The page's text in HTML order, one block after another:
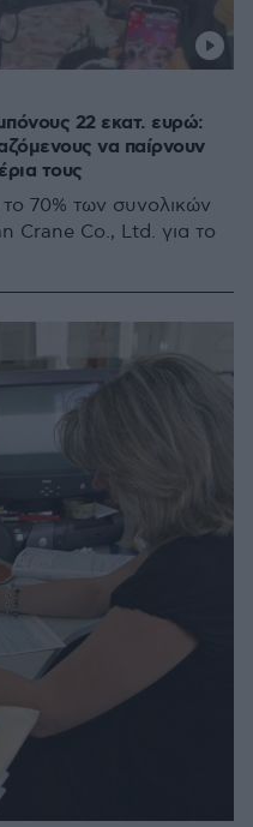
22 εκατ. ευρώ:
να παίρνουν
τους
70% των συνολικών
Crane Co., Ltd. για το